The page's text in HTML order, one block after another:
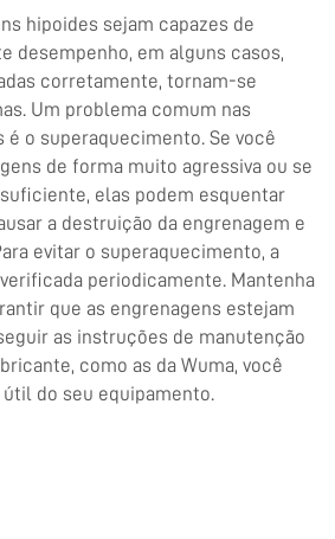
hipoides sejam capazes de
desempenho, em alguns casos,
corretamente, tornam-se
Um problema comum nas
é o superaquecimento. Se você
de forma muito agressiva ou se
elas podem esquentar
a destruição da engrenagem e
evitar o superaquecimento, a
periodicamente. Mantenha
que as engrenagens estejam
as instruções de manutenção
como as da Wuma, você
do seu equipamento.